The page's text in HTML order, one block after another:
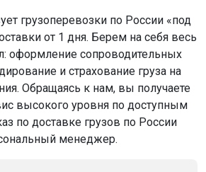
грузоперевозки по России «под
от 1 дня. Берем на себя весь
оформление сопроводительных
и страхование груза на
Обращаясь к нам, вы получаете
высокого уровня по доступным
по доставке грузов по России
менеджер.